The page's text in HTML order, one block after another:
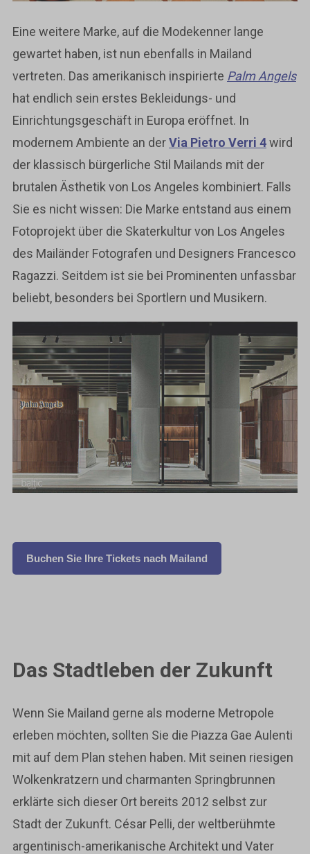
Eine weitere Marke, auf die Modekenner lange
gewartet haben, ist nun ebenfalls in Mailand
vertreten. Das amerikanisch inspirierte Palm Angels
hat endlich sein erstes Bekleidungs- und
Einrichtungsgeschäft in Europa eröffnet. In
modernem Ambiente an derVia Pietro Verri 4wird
der klassisch bürgerliche Stil Mailands mit der
brutalen Ästhetik von Los Angeles kombiniert. Falls
Sie es nicht wissen: Die Marke entstand aus einem
Fotoprojekt über die Skaterkultur von Los Angeles
des Mailänder Fotografen und Designers Francesco
Ragazzi. Seitdem ist sie bei Prominenten unfassbar
beliebt, besonders bei Sportlern und Musikern.
Buchen Sie Ihre Tickets nach Mailand
Das Stadtleben der Zukunft
Wenn Sie Mailand gerne als moderne Metropole
erleben möchten, sollten Sie die Piazza Gae Aulenti
mit auf dem Plan stehen haben. Mit seinen riesigen
Wolkenkratzern und charmanten Springbrunnen
erklärte sich dieser Ort bereits 2012 selbst zur
Stadt der Zukunft. César Pelli, der weltberühmte
argentinisch-amerikanische Architekt und Vater